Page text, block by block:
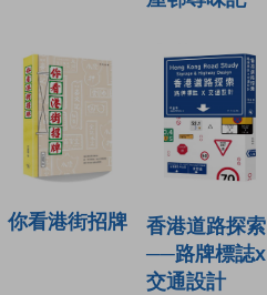
你看港街招牌
香港道路探索
──路牌標誌x
交通設計